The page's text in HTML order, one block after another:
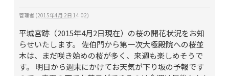
管理者(2015年4月 2日 14:02)
平城宮跡（2015年4月2日現在）の桜の開花状況をお知
らせいたします。 佐伯門から第一次大極殿院への桜並
木は、まだ咲き始めの桜が多く、来週も楽しめそうで
す。 明日から週末にかけてお天気が下り坂の予報です